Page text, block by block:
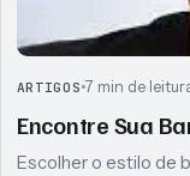
ARTIGOS 7 min de
Encontre Sua
Escolher o estilo de